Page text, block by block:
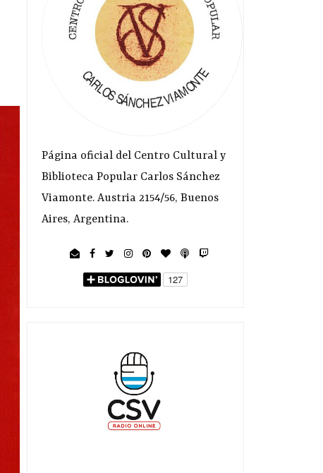
Página oficial del Centro Cultural y
Biblioteca Popular Carlos Sánchez
Viamonte. Austria 2154/56, Buenos
Aires, Argentina.